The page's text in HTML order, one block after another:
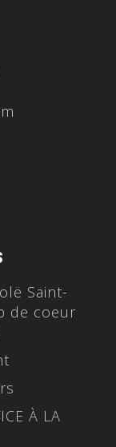
Saint-
de coeur
À LA